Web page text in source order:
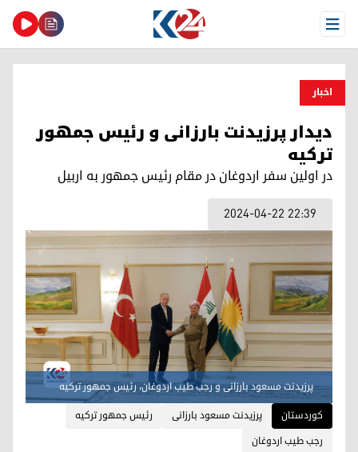
Open Menu
اخبار
دیدار پرزیدنت بارزانی و رئیس جمهور
ترکیه
در اولین سفر اردوغان در مقام رئیس جمهور به اربیل
2024-04-22 22:39
پرزیدنت مسعود بارزانی و رجب طیب اردوغان، رئیس جمهور ترکیه
کوردستان
پرزیدنت مسعود بارزانی
رئیس جمهور ترکیه
رجب طیب اردوغان